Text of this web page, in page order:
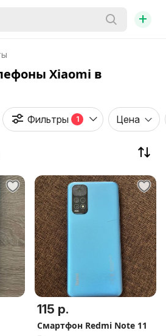
+
Xiaomi в
Фильтры 1 Цена
115 р.
Смартфон Redmi Note 11